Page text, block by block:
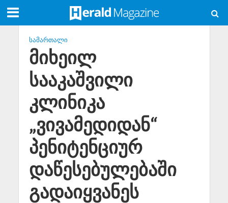
ᲡᲐᲛᲐᲠᲗᲐᲚᲘ
მიხეილ
სააკაშვილი
კლინიკა
„ვივამედიდან“
პენიტენციურ
დაწესებულებაში
გადაიყვანეს